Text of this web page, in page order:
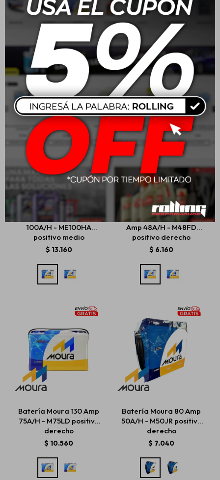
Batería Moura 140 Amp
80A/H - M80RD positivo
derecho
Batería Moura 155 Amp
95A/H M95QD positivo
derecho
13.720
Batería Moura 165 Amp
100A/H - ME100HA
positivo medio
$ 13.160
Batería Moura 70/75
Amp 48A/H - M48FD
positivo derecho
$ 6.160
Batería Moura 130 Amp
75A/H - M75LD positivo
derecho
$ 10.560
Batería Moura 80 Amp
50A/H - M50JR positivo
derecho
$ 7.040